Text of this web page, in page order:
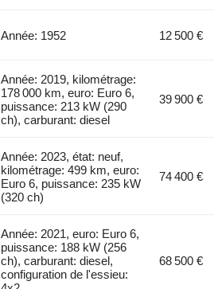
Année: 1952 12 500 €
Année: 2019, kilométrage:
178 000 km, euro: Euro 6,
puissance: 213 kW (290
ch), carburant: diesel
39 900 €
Année: 2023, état: neuf,
kilométrage: 499 km, euro:
Euro 6, puissance: 235 kW
(320 ch)
74 400 €
Année: 2021, euro: Euro 6,
puissance: 188 kW (256
ch), carburant: diesel,
configuration de l'essieu:
68 500 €